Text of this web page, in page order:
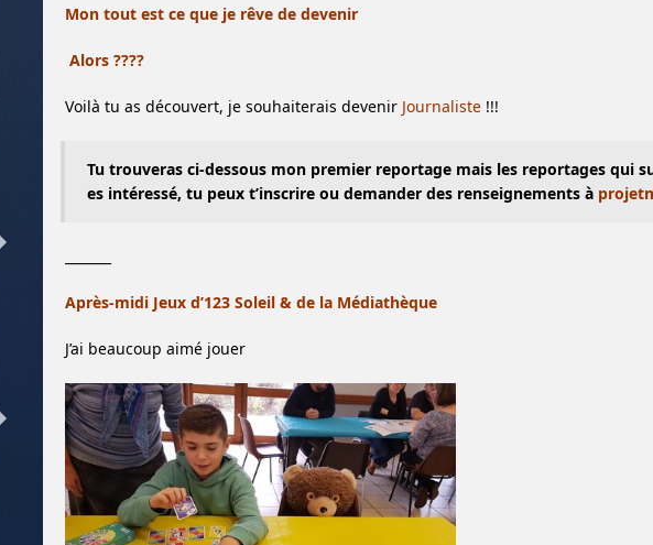
Mon tout est ce que je rêve de devenir
Alors ????
Voilà tu as découvert, je souhaiterais devenir Journaliste !!!
Tu trouveras ci-dessous mon premier reportage mais les reportages qui
es intéressé, tu peux t’inscrire ou demander des renseignements à
Après-midi Jeux d’123 Soleil & de la Médiathèque
J’ai beaucoup aimé jouer